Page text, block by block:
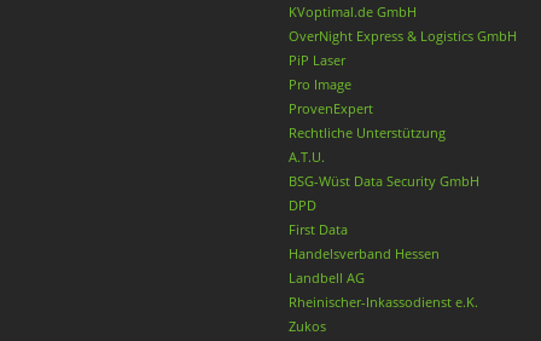
KVoptimal.de GmbH
OverNight Express & Logistics GmbH
PiP Laser
Pro Image
ProvenExpert
Rechtliche Unterstützung
A.T.U.
BSG-Wüst Data Security GmbH
DPD
First Data
Handelsverband Hessen
Landbell AG
Rheinischer-Inkassodienst e.K.
Zukos